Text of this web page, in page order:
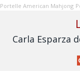
Portelle American Mahjong